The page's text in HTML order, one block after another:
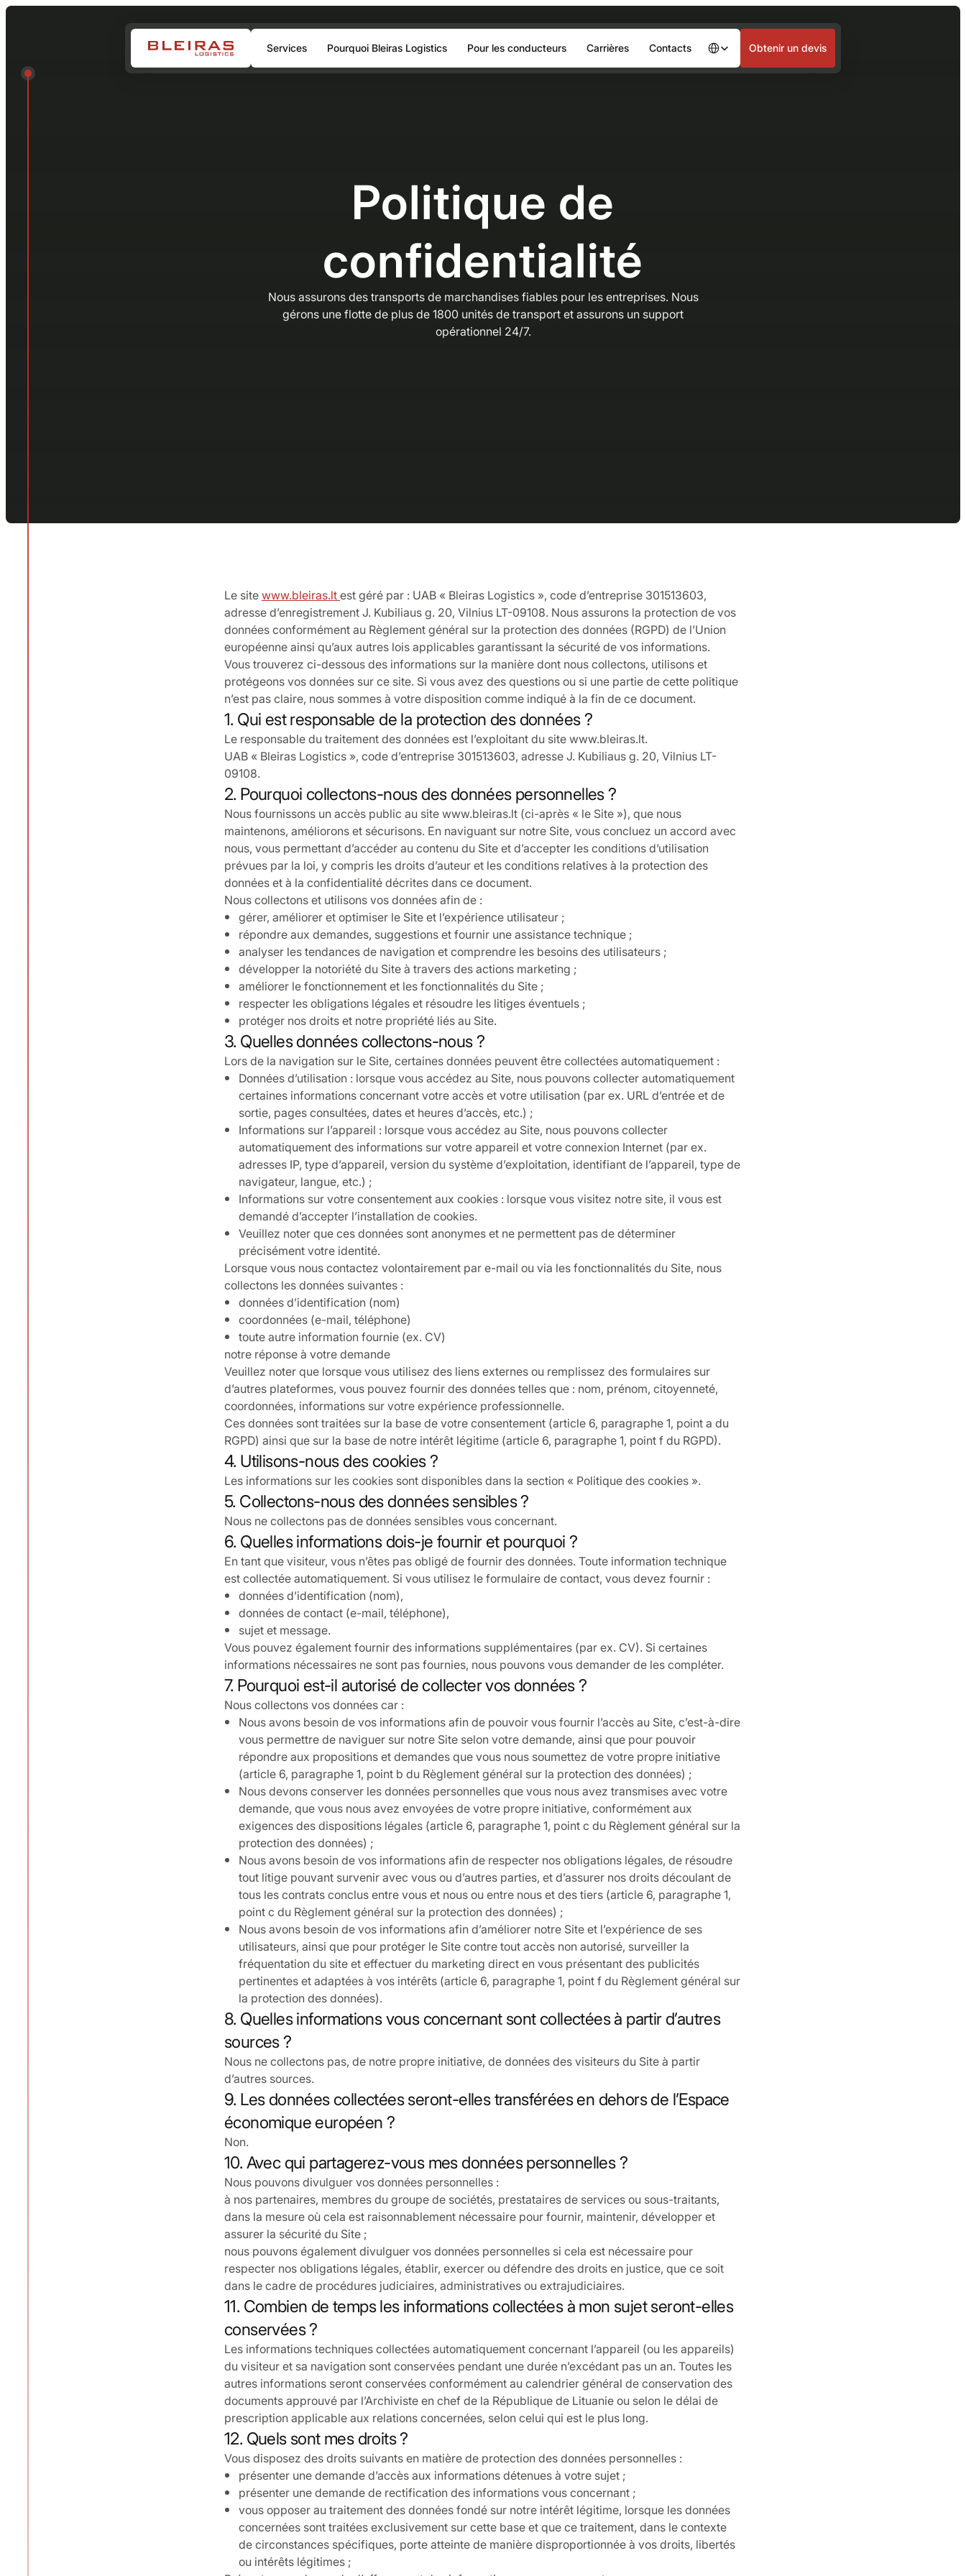
Services Pourquoi Bleiras Logistics Pour les conducteurs Carrières Contacts LanguagesObtenir un devis
Politique de
confidentialité
Nous assurons des transports de marchandises fiables pour les entreprises. Nous
gérons une flotte de plus de 1800 unités de transport et assurons un support
opérationnel 24/7.
Le sitewww.bleiras.ltest géré par : UAB « Bleiras Logistics », code d’entreprise 301513603,
adresse d’enregistrement J. Kubiliaus g. 20, Vilnius LT-09108. Nous assurons la protection de vos
données conformément au Règlement général sur la protection des données (RGPD) de l’Union
européenne ainsi qu’aux autres lois applicables garantissant la sécurité de vos informations.
Vous trouverez ci-dessous des informations sur la manière dont nous collectons, utilisons et
protégeons vos données sur ce site. Si vous avez des questions ou si une partie de cette politique
n’est pas claire, nous sommes à votre disposition comme indiqué à la fin de ce document.
1. Qui est responsable de la protection des données ?
Le responsable du traitement des données est l’exploitant du site www.bleiras.lt.
UAB « Bleiras Logistics », code d’entreprise 301513603, adresse J. Kubiliaus g. 20, Vilnius LT-
09108.
2. Pourquoi collectons-nous des données personnelles ?
Nous fournissons un accès public au site www.bleiras.lt (ci-après « le Site »), que nous
maintenons, améliorons et sécurisons. En naviguant sur notre Site, vous concluez un accord avec
nous, vous permettant d’accéder au contenu du Site et d’accepter les conditions d’utilisation
prévues par la loi, y compris les droits d’auteur et les conditions relatives à la protection des
données et à la confidentialité décrites dans ce document.
Nous collectons et utilisons vos données afin de :
gérer, améliorer et optimiser le Site et l’expérience utilisateur ;
répondre aux demandes, suggestions et fournir une assistance technique ;
analyser les tendances de navigation et comprendre les besoins des utilisateurs ;
développer la notoriété du Site à travers des actions marketing ;
améliorer le fonctionnement et les fonctionnalités du Site ;
respecter les obligations légales et résoudre les litiges éventuels ;
protéger nos droits et notre propriété liés au Site.
3. Quelles données collectons-nous ?
Lors de la navigation sur le Site, certaines données peuvent être collectées automatiquement :
Données d’utilisation : lorsque vous accédez au Site, nous pouvons collecter automatiquement
certaines informations concernant votre accès et votre utilisation (par ex. URL d’entrée et de
sortie, pages consultées, dates et heures d’accès, etc.) ;
Informations sur l’appareil : lorsque vous accédez au Site, nous pouvons collecter
automatiquement des informations sur votre appareil et votre connexion Internet (par ex.
adresses IP, type d’appareil, version du système d’exploitation, identifiant de l’appareil, type de
navigateur, langue, etc.) ;
Informations sur votre consentement aux cookies : lorsque vous visitez notre site, il vous est
demandé d’accepter l’installation de cookies.
Veuillez noter que ces données sont anonymes et ne permettent pas de déterminer
précisément votre identité.
Lorsque vous nous contactez volontairement par e-mail ou via les fonctionnalités du Site, nous
collectons les données suivantes :
données d’identification (nom)
coordonnées (e-mail, téléphone)
toute autre information fournie (ex. CV)
notre réponse à votre demande
Veuillez noter que lorsque vous utilisez des liens externes ou remplissez des formulaires sur
d’autres plateformes, vous pouvez fournir des données telles que : nom, prénom, citoyenneté,
coordonnées, informations sur votre expérience professionnelle.
Ces données sont traitées sur la base de votre consentement (article 6, paragraphe 1, point a du
RGPD) ainsi que sur la base de notre intérêt légitime (article 6, paragraphe 1, point f du RGPD).
4. Utilisons-nous des cookies ?
Les informations sur les cookies sont disponibles dans la section « Politique des cookies ».
5. Collectons-nous des données sensibles ?
Nous ne collectons pas de données sensibles vous concernant.
6. Quelles informations dois-je fournir et pourquoi ?
En tant que visiteur, vous n’êtes pas obligé de fournir des données. Toute information technique
est collectée automatiquement. Si vous utilisez le formulaire de contact, vous devez fournir :
données d’identification (nom),
données de contact (e-mail, téléphone),
sujet et message.
Vous pouvez également fournir des informations supplémentaires (par ex. CV). Si certaines
informations nécessaires ne sont pas fournies, nous pouvons vous demander de les compléter.
7. Pourquoi est-il autorisé de collecter vos données ?
Nous collectons vos données car :
Nous avons besoin de vos informations afin de pouvoir vous fournir l’accès au Site, c’est-à-dire
vous permettre de naviguer sur notre Site selon votre demande, ainsi que pour pouvoir
répondre aux propositions et demandes que vous nous soumettez de votre propre initiative
(article 6, paragraphe 1, point b du Règlement général sur la protection des données) ;
Nous devons conserver les données personnelles que vous nous avez transmises avec votre
demande, que vous nous avez envoyées de votre propre initiative, conformément aux
exigences des dispositions légales (article 6, paragraphe 1, point c du Règlement général sur la
protection des données) ;
Nous avons besoin de vos informations afin de respecter nos obligations légales, de résoudre
tout litige pouvant survenir avec vous ou d’autres parties, et d’assurer nos droits découlant de
tous les contrats conclus entre vous et nous ou entre nous et des tiers (article 6, paragraphe 1,
point c du Règlement général sur la protection des données) ;
Nous avons besoin de vos informations afin d’améliorer notre Site et l’expérience de ses
utilisateurs, ainsi que pour protéger le Site contre tout accès non autorisé, surveiller la
fréquentation du site et effectuer du marketing direct en vous présentant des publicités
pertinentes et adaptées à vos intérêts (article 6, paragraphe 1, point f du Règlement général sur
la protection des données).
8. Quelles informations vous concernant sont collectées à partir d’autres
sources ?
Nous ne collectons pas, de notre propre initiative, de données des visiteurs du Site à partir
d’autres sources.
9. Les données collectées seront-elles transférées en dehors de l’Espace
économique européen ?
Non.
10. Avec qui partagerez-vous mes données personnelles ?
Nous pouvons divulguer vos données personnelles :
à nos partenaires, membres du groupe de sociétés, prestataires de services ou sous-traitants,
dans la mesure où cela est raisonnablement nécessaire pour fournir, maintenir, développer et
assurer la sécurité du Site ;
nous pouvons également divulguer vos données personnelles si cela est nécessaire pour
respecter nos obligations légales, établir, exercer ou défendre des droits en justice, que ce soit
dans le cadre de procédures judiciaires, administratives ou extrajudiciaires.
11. Combien de temps les informations collectées à mon sujet seront-elles
conservées ?
Les informations techniques collectées automatiquement concernant l’appareil (ou les appareils)
du visiteur et sa navigation sont conservées pendant une durée n’excédant pas un an. Toutes les
autres informations seront conservées conformément au calendrier général de conservation des
documents approuvé par l’Archiviste en chef de la République de Lituanie ou selon le délai de
prescription applicable aux relations concernées, selon celui qui est le plus long.
12. Quels sont mes droits ?
Vous disposez des droits suivants en matière de protection des données personnelles :
présenter une demande d’accès aux informations détenues à votre sujet ;
présenter une demande de rectification des informations vous concernant ;
vous opposer au traitement des données fondé sur notre intérêt légitime, lorsque les données
concernées sont traitées exclusivement sur cette base et que ce traitement, dans le contexte
de circonstances spécifiques, porte atteinte de manière disproportionnée à vos droits, libertés
ou intérêts légitimes ;